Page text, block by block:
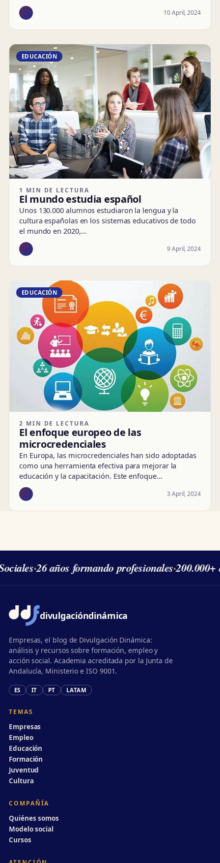
10 April, 2024
EDUCACIÓN
1 MIN DE LECTURA
El mundo estudia español
Unos 130.000 alumnos estudiaron la lengua y la
cultura españolas en los sistemas educativos de todo
el mundo en 2020,…
9 April, 2024
EDUCACIÓN
2 MIN DE LECTURA
El enfoque europeo de las
microcredenciales
En Europa, las microcredenciales han sido adoptadas
como una herramienta efectiva para mejorar la
educación y la capacitación. Este enfoque…
3 April, 2024
·26 años formando profesionales·200.000+
divulgacióndinámica
Empresas, el blog de Divulgación Dinámica:
análisis y recursos sobre formación, empleo y
acción social. Academia acreditada por la Junta de
Andalucía, Ministerio e ISO 9001.
ES IT PT LATAM
TEMAS
Empresas
Empleo
Educación
Formación
Juventud
Cultura
COMPAÑÍA
Quiénes somos
Modelo social
Cursos